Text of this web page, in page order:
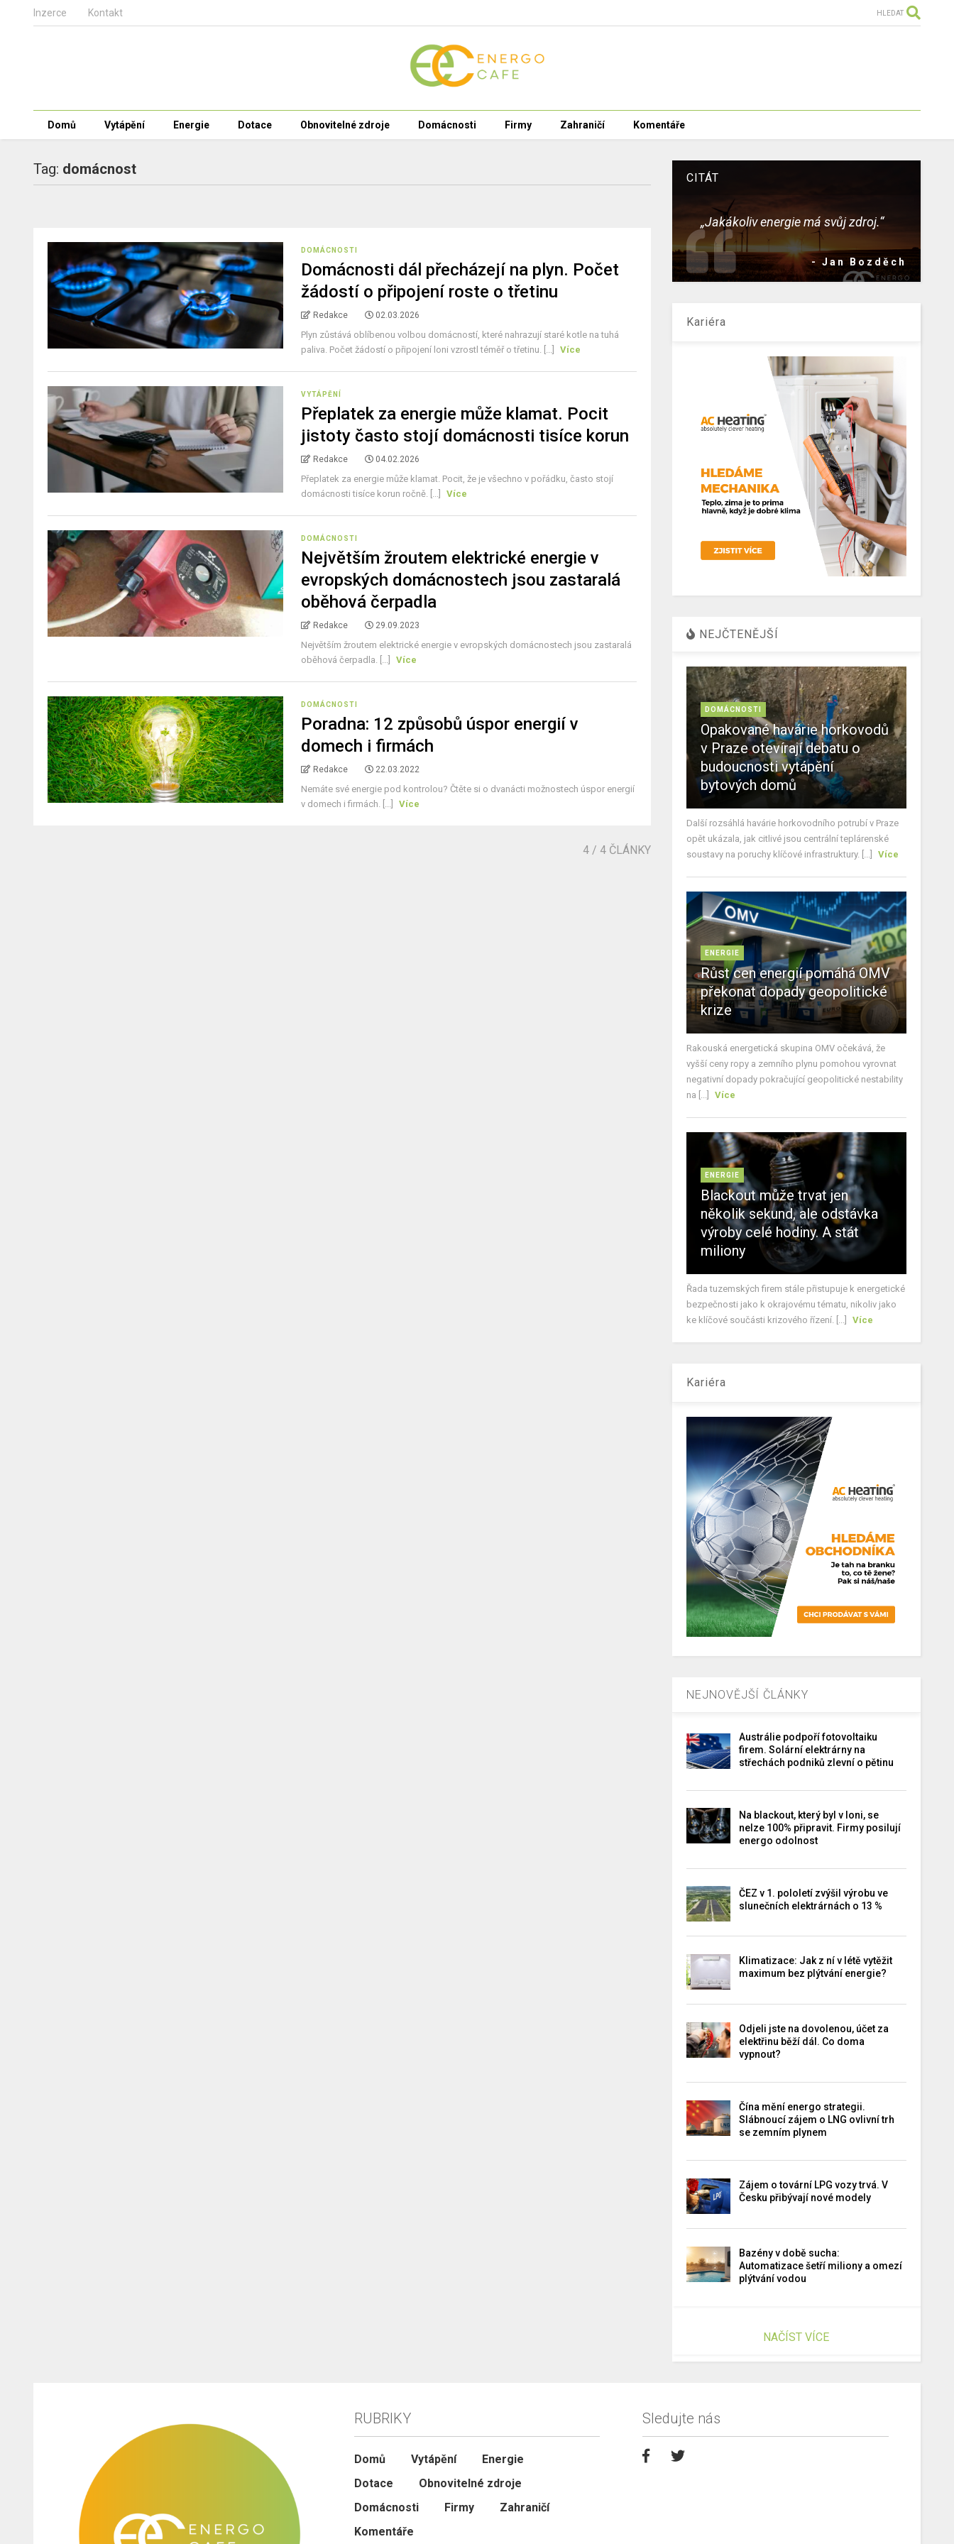
Inzerce Kontakt HLEDAT
Domů Vytápění Energie Dotace Obnovitelné zdroje Domácnosti Firmy Zahraničí Komentáře
Tag: domácnost
DOMÁCNOSTI
Domácnosti dál přecházejí na plyn. Počet
žádostí o připojení roste o třetinu
Redakce 02.03.2026
Plyn zůstává oblíbenou volbou domácností, které nahrazují staré kotle na tuhá
paliva. Počet žádostí o připojení loni vzrostl téměř o třetinu. [...]
Více
VYTÁPĚNÍ
Přeplatek za energie může klamat. Pocit
jistoty často stojí domácnosti tisíce korun
Redakce 04.02.2026
Přeplatek za energie může klamat. Pocit, že je všechno v pořádku, často stojí
domácnosti tisíce korun ročně. [...]
Více
DOMÁCNOSTI
Největším žroutem elektrické energie v
evropských domácnostech jsou zastaralá
oběhová čerpadla
Redakce 29.09.2023
Největším žroutem elektrické energie v evropských domácnostech jsou zastaralá
oběhová čerpadla. [...]
Více
DOMÁCNOSTI
Poradna: 12 způsobů úspor energií v
domech i firmách
Redakce 22.03.2022
Nemáte své energie pod kontrolou? Čtěte si o dvanácti možnostech úspor energií
v domech i firmách. [...]
Více
4/ 4 ČLÁNKY
CITÁT
„Jakákoliv energie má svůj zdroj.“
- Jan Bozděch
Kariéra
NEJČTENĚJŠÍ
DOMÁCNOSTI
Opakované havárie horkovodů
v Praze otevírají debatu o
budoucnosti vytápění
bytových domů
Další rozsáhlá havárie horkovodního potrubí v Praze
opět ukázala, jak citlivé jsou centrální teplárenské
soustavy na poruchy klíčové infrastruktury. [...]
Více
ENERGIE
Růst cen energií pomáhá OMV
překonat dopady geopolitické
krize
Rakouská energetická skupina OMV očekává, že
vyšší ceny ropy a zemního plynu pomohou vyrovnat
negativní dopady pokračující geopolitické nestability
na [...]
Více
ENERGIE
Blackout může trvat jen
několik sekund, ale odstávka
výroby celé hodiny. A stát
miliony
Řada tuzemských firem stále přistupuje k energetické
bezpečnosti jako k okrajovému tématu, nikoliv jako
ke klíčové součásti krizového řízení. [...]
Více
Kariéra
NEJNOVĚJŠÍ ČLÁNKY
Austrálie podpoří fotovoltaiku
firem. Solární elektrárny na
střechách podniků zlevní o pětinu
Na blackout, který byl v loni, se
nelze 100% připravit. Firmy posilují
energo odolnost
ČEZ v 1. pololetí zvýšil výrobu ve
slunečních elektrárnách o 13 %
Klimatizace: Jak z ní v létě vytěžit
maximum bez plýtvání energie?
Odjeli jste na dovolenou, účet za
elektřinu běží dál. Co doma
vypnout?
Čína mění energo strategii.
Slábnoucí zájem o LNG ovlivní trh
se zemním plynem
Zájem o tovární LPG vozy trvá. V
Česku přibývají nové modely
Bazény v době sucha:
Automatizace šetří miliony a omezí
plýtvání vodou
NAČÍST VÍCE
RUBRIKY
Domů Vytápění
Energie
Dotace
Obnovitelné zdroje
Domácnosti
Firmy
Zahraničí
Komentáře
Sledujte nás